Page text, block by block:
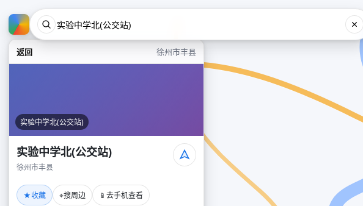
返回 徐州市丰县
实验中学北(公交站)
实验中学北(公交站)
徐州市丰县
★收藏 ⌖搜周边 📱 去手机查看